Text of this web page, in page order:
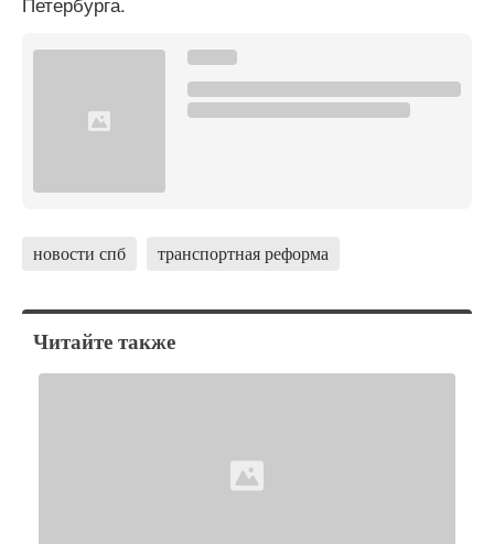
новости спб транспортная реформа
Читайте также